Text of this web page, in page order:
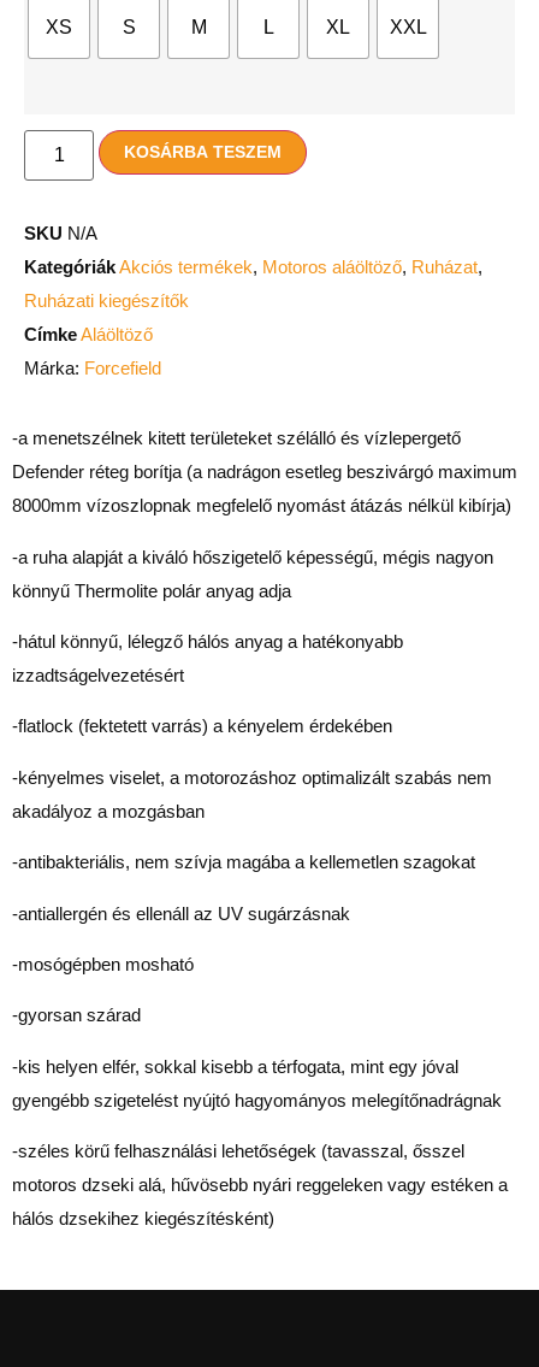
XS S M L XL XXL
KOSÁRBA TESZEM
SKU N/A
KategóriákAkciós termékek, Motoros aláöltöző, Ruházat,
Ruházati kiegészítők
CímkeAláöltöző
Márka: Forcefield
-a menetszélnek kitett területeket szélálló és vízlepergető
Defender réteg borítja (a nadrágon esetleg beszivárgó maximum
8000mm vízoszlopnak megfelelő nyomást átázás nélkül kibírja)
-a ruha alapját a kiváló hőszigetelő képességű, mégis nagyon
könnyű Thermolite polár anyag adja
-hátul könnyű, lélegző hálós anyag a hatékonyabb
izzadtságelvezetésért
-flatlock (fektetett varrás) a kényelem érdekében
-kényelmes viselet, a motorozáshoz optimalizált szabás nem
akadályoz a mozgásban
-antibakteriális, nem szívja magába a kellemetlen szagokat
-antiallergén és ellenáll az UV sugárzásnak
-mosógépben mosható
-gyorsan szárad
-kis helyen elfér, sokkal kisebb a térfogata, mint egy jóval
gyengébb szigetelést nyújtó hagyományos melegítőnadrágnak
-széles körű felhasználási lehetőségek (tavasszal, ősszel
motoros dzseki alá, hűvösebb nyári reggeleken vagy estéken a
hálós dzsekihez kiegészítésként)